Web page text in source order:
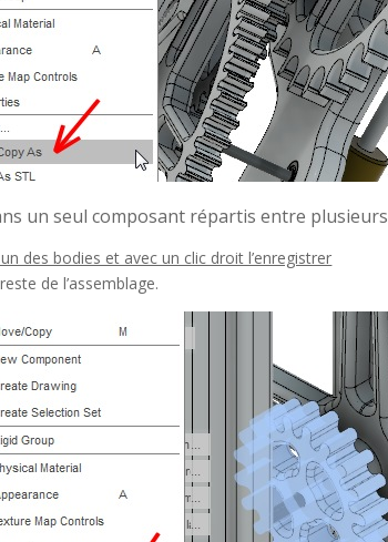
un seul composant répartis entre
des bodies et avec un clic droit l’enregistrer
de l’assemblage.